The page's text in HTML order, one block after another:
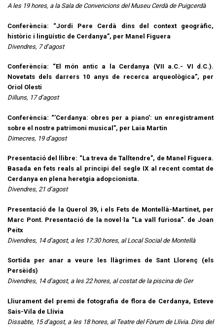
A les 19 hores, a la Sala de Convencions del Museu Cerdà de Puigcerdà
Conferència: “Jordi Pere Cerdà dins del context geogràfic,
històric i lingüístic de Cerdanya”, per Manel Figuera
Divendres, 7 d’agost
Conferència: “El món antic a la Cerdanya (VII a.C.- VI d.C.).
Novetats dels darrers 10 anys de recerca arqueològica”, per
Oriol Olesti
Dilluns, 17 d’agost
Conferència: “’Cerdanya: obres per a piano’: un enregistrament
sobre el nostre patrimoni musical”, per Laia Martin
Dimecres, 19 d’agost
Presentació del llibre: “La treva de Talltendre”, de Manel Figuera.
Basada en fets reals al principi del segle IX al recent comtat de
Cerdanya en plena heretgia adopcionista.
Divendres, 21 d’agost
Presentació de la Querol 39, i els Fets de Montellà-Martinet, per
Marc Pont. Presentació de la novel·la “La vall furiosa”. de Joan
Peitx
Divendres, 14 d’agost, a les 17:30 hores, al Local Social de Montellà
Sortida per anar a veure les llàgrimes de Sant Llorenç (els
Persèids)
Divendres, 14 d’agost, a les 22 hores, al costat de la piscina de Ger
Lliurament del premi de fotografia de flora de Cerdanya, Esteve
Sais-Vila de Llívia
Dissabte, 15 d’agost, a les 18 hores, al Teatre del Fòrum de Llívia. Dins del